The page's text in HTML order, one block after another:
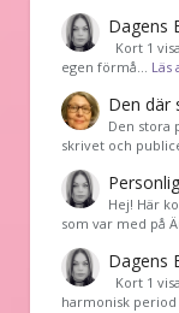
Dagens
Kort 1
egen förmå… Läs
Den där
Den stora
skrivet och
Hej! Här
som var med på
Dagens
Kort 1
harmonisk